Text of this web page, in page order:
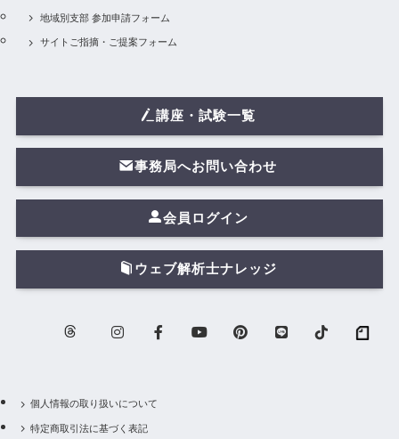
地域別支部 参加申請フォーム
サイトご指摘・ご提案フォーム
講座・試験一覧
事務局へお問い合わせ
会員ログイン
ウェブ解析士ナレッジ
個人情報の取り扱いについて
特定商取引法に基づく表記